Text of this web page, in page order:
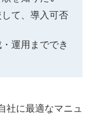
て、導入可否
運用まででき
社に最適なマニュ